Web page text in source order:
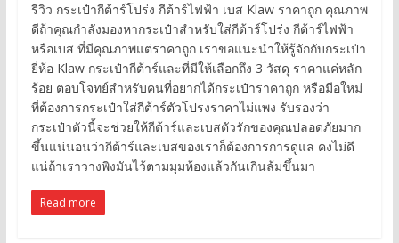
รีวิว กระเป๋ากีต้าร์โปร่ง กีต้าร์ไฟฟ้า เบส Klaw ราคาถูก คุณภาพ
ดีถ้าคุณกำลังมองหากระเป๋าสำหรับใส่กีต้าร์โปร่ง กีต้าร์ไฟฟ้า
หรือเบส ที่มีคุณภาพแต่ราคาถูก เราขอแนะนำให้รู้จักกับกระเป๋า
ยี่ห้อ Klaw กระเป๋ากีต้าร์และที่มีให้เลือกถึง 3 วัสดุ ราคาแค่หลัก
ร้อย ตอบโจทย์สำหรับคนที่อยากได้กระเป๋าราคาถูก หรือมือใหม่
ที่ต้องการกระเป๋าใส่กีต้าร์ตัวโปรงราคาไม่แพง รับรองว่า
กระเป๋าตัวนี้จะช่วยให้กีต้าร์และเบสตัวรักของคุณปลอดภัยมาก
ขึ้นแน่นอนว่ากีต้าร์และเบสของเราก็ต้องการการดูแล คงไม่ดี
แน่ถ้าเราวางพิงมันไว้ตามมุมห้องแล้วกันเกินล้มขึ้นมา
Read more